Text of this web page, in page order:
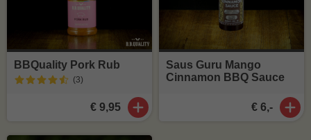
BBQuality Pork Rub
(3)
€ 9,95
Saus Guru Mango
Cinnamon BBQ Sauce
€ 6,-